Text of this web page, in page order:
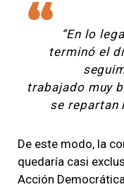
“En lo
terminó el
trabajado muy
se repartan
De este modo, la
quedaría casi
Acción